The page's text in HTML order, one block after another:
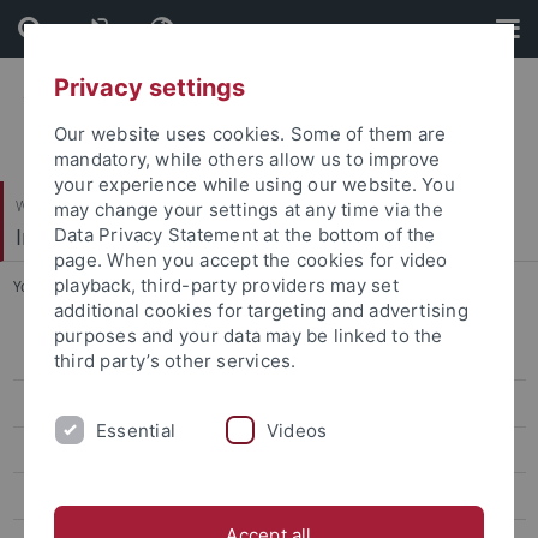
Skip
to
content
Skip
to
footer
Wirtschafts- und Sozialwissenschaftliche Fakultät
Institut für Erziehungswissenschaft
You are here: Startseite ... Zeugnis
Anerkennung von Studienleistungen
Auslandssemester
Privacy settings
Our website uses cookies. Some of them are
mandatory, while others allow us to improve
your experience while using our website. You
may change your settings at any time via the
Data Privacy Statement at the bottom of the
page. When you accept the cookies for video
playback, third-party providers may set
additional cookies for targeting and advertising
purposes and your data may be linked to the
third party’s other services.
Essential Videos